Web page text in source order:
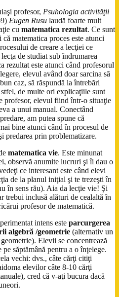
profesor, Psuhologia activităţii
Eugen Rusu laudă foarte mult
cu matematica rezultat. Ce sunt
matematica proces este atunci
de creare a lecţiei ce
de studiat sub îndrumarea
rezultat este atunci când profesorul
elevul având doar sarcina să
caz, să răspundă la întrebări
de multe ori explicaţiile sunt
profesor, elevul fiind într-o situaţie
a unui manual. Conectând
am putea spune că
bine atunci când în procesul de
predarea prin problematizare.
matematica vie. Este minunat
observă anumite lucruri şi îi dau o
ce interesant este când elevi
de la planul iniţial şi te trezeşti în
în sens rău). Aia da lecţie vie! Şi
trebui inclusă alături de cealaltă în
profesor de matematică.
intens este parcurgerea
algebră /geometrie (alternativ un
Elevii se concentrează
săptămână pentru a o înţelege.
vechi: dvs., câte cărţi citiţi
elevilor câte 8-10 cărţi
cred că v-aţi bucura dacă